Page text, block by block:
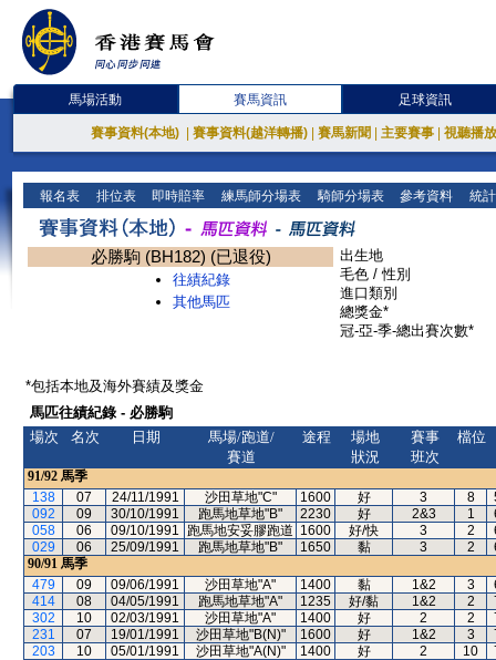
馬場活動 賽馬資訊 足球資訊
賽事資料(本地) 賽事資料(越洋轉播) 賽馬新聞 主要賽事 視聽播
報名表 排位表 即時賠率 練馬師分場表 騎師分場表 參考資料 統
必勝駒 (BH182) (已退役)
往績紀錄
其他馬匹
出生地
毛色 / 性別
進口類別
總獎金*
冠-亞-季-總出賽次數*
*包括本地及海外賽績及獎金
馬匹往績紀錄 - 必勝駒
場次
名次 日期
馬場/跑道/
賽道
途程
場地
狀況
賽事
班次
檔位
91/92 馬季
138
07 24/11/1991 沙田草地"C" 1600 好 3 8
092
09 30/10/1991 跑馬地草地"B" 2230 好 2&3 1
058
06 09/10/1991 跑馬地安妥膠跑道 1600 好/快 3 2
029
06 25/09/1991 跑馬地草地"B" 1650 黏 3 2
90/91 馬季
479
09 09/06/1991 沙田草地"A" 1400 黏 1&2 3
414
08 04/05/1991 跑馬地草地"A" 1235 好/黏 1&2 2
302
10 02/03/1991 沙田草地"A" 1400 好 2 2
231
07 19/01/1991 沙田草地"B(N)" 1600 好 1&2 3
203
10 05/01/1991 沙田草地"A(N)" 1400 好 2 10